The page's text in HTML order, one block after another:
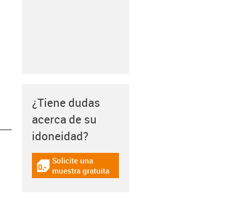
¿Tiene dudas
acerca de su
idoneidad?
igus-icon-gratismuster
Solicite una
muestra gratuita